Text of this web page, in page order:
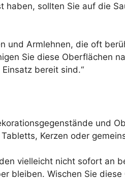
haben, sollten Sie auf die
und Armlehnen, die oft
Sie diese Oberflächen
bereit sind.“
und
Kerzen oder
vielleicht nicht sofort an
bleiben. Wischen Sie